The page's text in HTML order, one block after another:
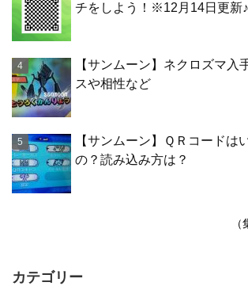
チをしよう！※12月14日更新♪
【サンムーン】ネクロズマ入
スや相性など
【サンムーン】ＱＲコードは
の？読み込み方は？
カテゴリー